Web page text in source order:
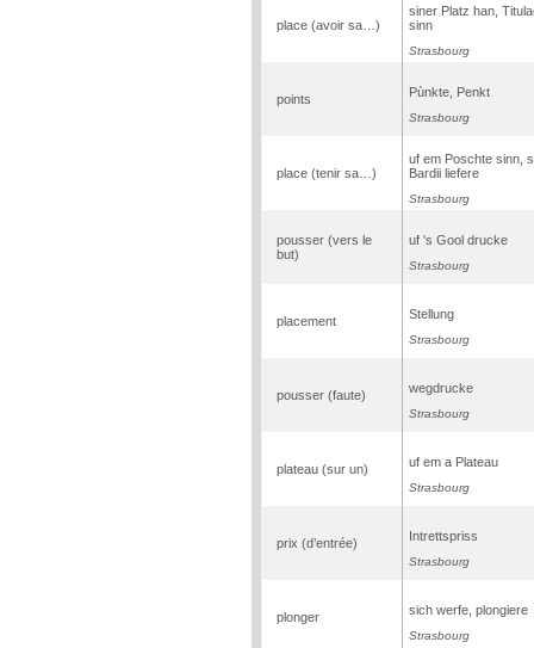
place (avoir sa…)
siner Platz han,
sinn
Strasbourg
points Pùnkte, Penkt
Strasbourg
place (tenir sa…)
uf em Poschte sinn,
Bardii liefere
Strasbourg
pousser (vers le
but)
uf 's Gool drucke
Strasbourg
placement Stellung
Strasbourg
pousser (faute) wegdrucke
Strasbourg
plateau (sur un) uf em a Plateau
Strasbourg
prix (d’entrée) Intrettspriss
Strasbourg
plonger sich werfe, plongiere
Strasbourg